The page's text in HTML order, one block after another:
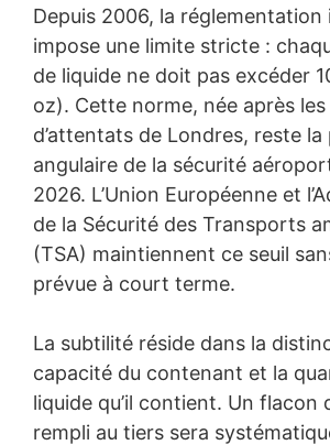
Depuis 2006, la
impose une limite stricte :
de liquide ne doit pas excéder
oz). Cette norme, née après
d’attentats de Londres, reste la
angulaire de la sécurité
2026. L’Union Européenne et
de la Sécurité des Transports
(TSA) maintiennent ce seuil
prévue à court terme.
La subtilité réside dans la
capacité du contenant et la
liquide qu’il contient. Un flacon
rempli au tiers sera